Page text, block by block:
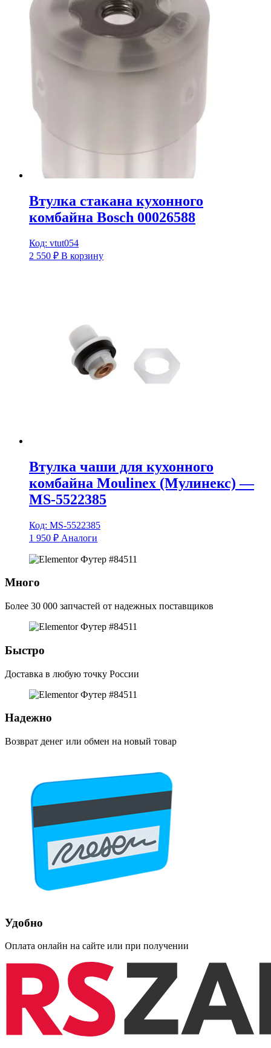
Втулка стакана кухонного
комбайна Bosch 00026588
Код: vtut054
2 550 ₽ В корзину
Втулка чаши для кухонного
комбайна Moulinex (Мулинекс) —
MS-5522385
Код: MS-5522385
1 950 ₽ Аналоги
Много
Более 30 000 запчастей от надежных поставщиков
Быстро
Доставка в любую точку России
Надежно
Возврат денег или обмен на новый товар
Удобно
Оплата онлайн на сайте или при получении